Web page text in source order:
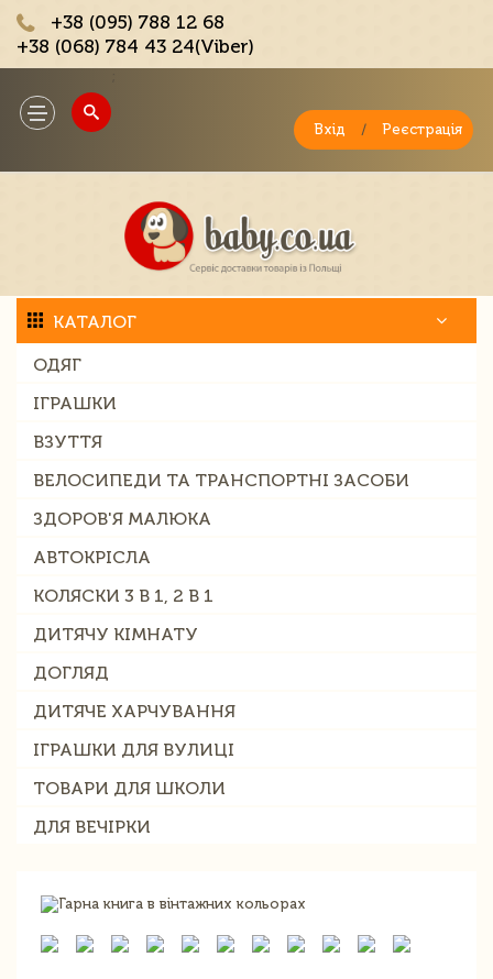
+38 (095) 788 12 68
+38 (068) 784 43 24(Viber)
Toggle
navigation
Вхід / Реєстрація
КАТАЛОГ
ОДЯГ
ІГРАШКИ
ВЗУТТЯ
ВЕЛОСИПЕДИ ТА ТРАНСПОРТНІ ЗАСОБИ
ЗДОРОВ'Я МАЛЮКА
АВТОКРІСЛА
КОЛЯСКИ 3 В 1, 2 В 1
ДИТЯЧУ КІМНАТУ
ДОГЛЯД
ДИТЯЧЕ ХАРЧУВАННЯ
ІГРАШКИ ДЛЯ ВУЛИЦІ
ТОВАРИ ДЛЯ ШКОЛИ
ДЛЯ ВЕЧІРКИ